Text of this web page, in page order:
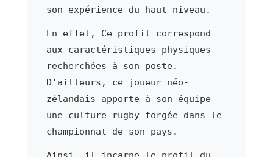
son expérience du haut niveau.
En effet, Ce profil correspond
aux caractéristiques physiques
recherchées à son poste.
D'ailleurs, ce joueur néo-
zélandais apporte à son équipe
une culture rugby forgée dans le
championnat de son pays.